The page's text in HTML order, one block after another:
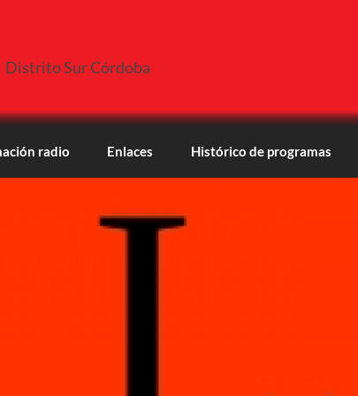
Distrito Sur Córdoba
radio Enlaces Histórico de programas